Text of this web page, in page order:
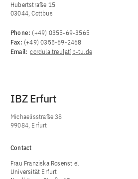
Hubertstraße 15
03044, Cottbus
Phone: (+49) 0355-69-3565
Fax: (+49) 0355-69-2468
Email: cordula.treu[at]b-tu.de
IBZ Erfurt
Michaelisstraße 38
99084, Erfurt
Contact
Frau Franziska Rosenstiel
Universität Erfurt